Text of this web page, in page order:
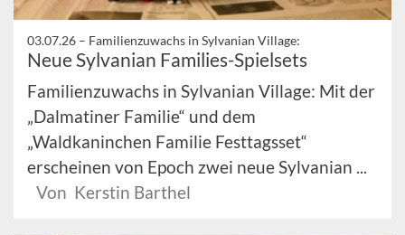
03.07.26 – Familienzuwachs in Sylvanian Village:
Neue Sylvanian Families-Spielsets
Familienzuwachs in Sylvanian Village: Mit der
„Dalmatiner Familie“ und dem
„Waldkaninchen Familie Festtagsset“
erscheinen von Epoch zwei neue Sylvanian ...
Von Kerstin Barthel